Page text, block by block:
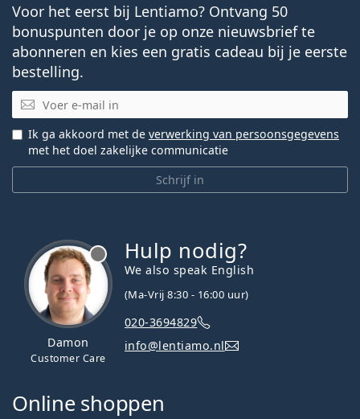
Voor het eerst bij Lentiamo? Ontvang 50
bonuspunten door je op onze nieuwsbrief te
abonneren en kies een gratis cadeau bij je eerste
bestelling.
E-mail
Schrijf in
Ik ga akkoord met de verwerking van persoonsgegevens
met het doel zakelijke communicatie
Damon
Customer Care
Hulp nodig?
We also speak English
(Ma-Vrij 8:30 - 16:00 uur)
020-3694829
info@lentiamo.nl
Online shoppen